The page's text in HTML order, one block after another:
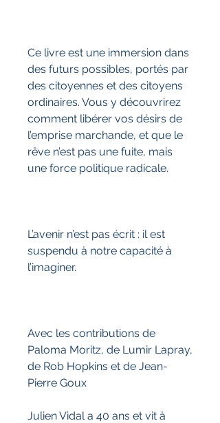
Ce livre est une immersion dans
des futurs possibles, portés par
des citoyennes et des citoyens
ordinaires. Vous y découvrirez
comment libérer vos désirs de
l’emprise marchande, et que le
rêve n’est pas une fuite, mais
une force politique radicale.
L’avenir n’est pas écrit : il est
suspendu à notre capacité à
l’imaginer.
Avec les contributions de
Paloma Moritz, de Lumir Lapray,
de Rob Hopkins et de Jean-
Pierre Goux
Julien Vidal a 40 ans et vit à